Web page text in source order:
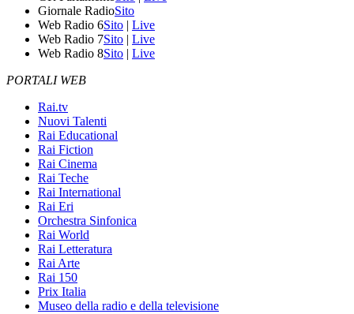
Giornale RadioSito
Web Radio 6Sito | Live
Web Radio 7Sito | Live
Web Radio 8Sito | Live
PORTALI WEB
Rai.tv
Nuovi Talenti
Rai Educational
Rai Fiction
Rai Cinema
Rai Teche
Rai International
Rai Eri
Orchestra Sinfonica
Rai World
Rai Letteratura
Rai Arte
Rai 150
Prix Italia
Museo della radio e della televisione